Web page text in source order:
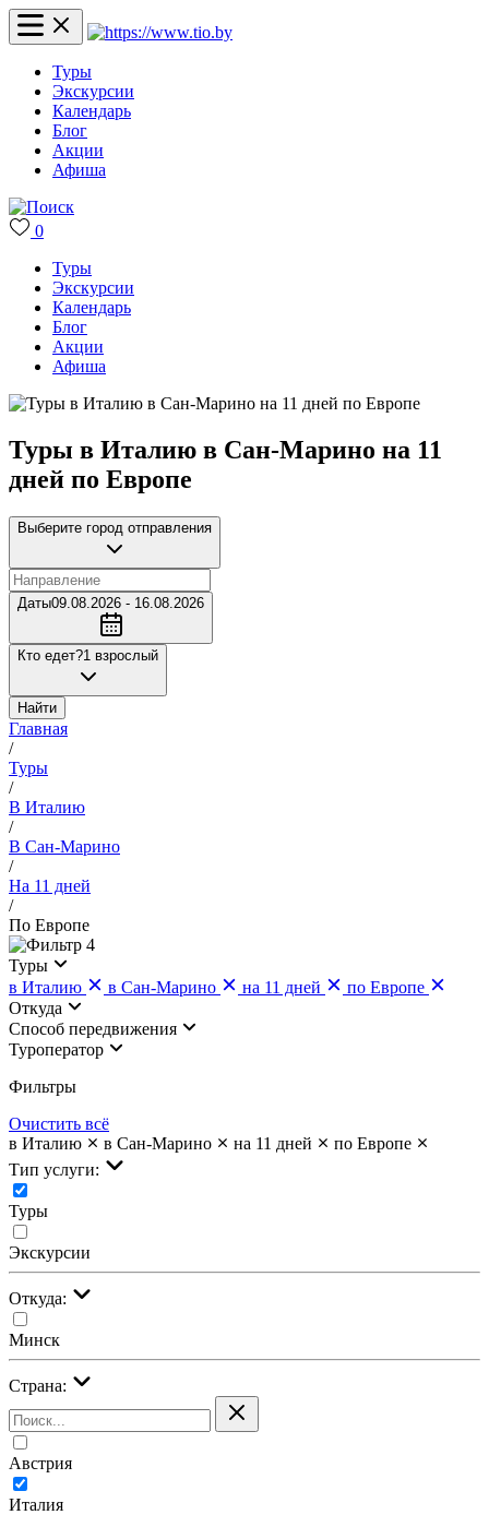
Туры
Экскурсии
Календарь
Блог
Акции
Афиша
0
Туры
Экскурсии
Календарь
Блог
Акции
Афиша
Туры в Италию в Сан-Марино на 11
дней по Европе
Выберите город отправления
Даты09.08.2026 - 16.08.2026
Кто едет?1 взрослый
Найти
Главная
/
Туры
/
В Италию
/
В Сан-Марино
/
На 11 дней
/
По Европе
4
Туры
в Италию
в Сан-Марино на 11 дней
по Европе
Откуда
Cпособ передвижения
Туроператор
Фильтры
Очистить всё
в Италию
в Сан-Марино на 11 дней
по Европе
Тип услуги:
Туры
Экскурсии
Откуда:
Минск
Страна:
Австрия
Италия